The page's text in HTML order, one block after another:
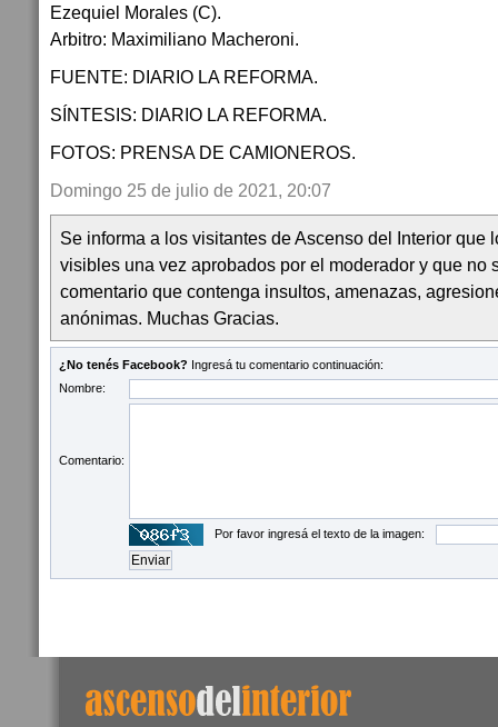
Ezequiel Morales (C).
Arbitro: Maximiliano Macheroni.
FUENTE: DIARIO LA REFORMA.
SÍNTESIS: DIARIO LA REFORMA.
FOTOS: PRENSA DE CAMIONEROS.
Domingo 25 de julio de 2021, 20:07
Se informa a los visitantes de Ascenso del Interior que
visibles una vez aprobados por el moderador y que no
comentario que contenga insultos, amenazas,
anónimas. Muchas Gracias.
¿No tenés Facebook? Ingresá tu comentario continuación:
Nombre:
Comentario:
Por favor ingresá el texto de la imagen: